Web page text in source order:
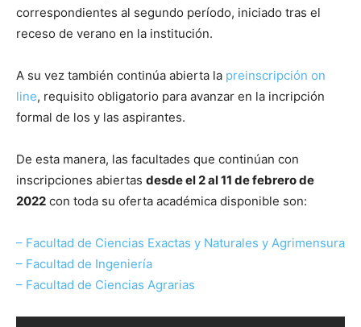
correspondientes al segundo período, iniciado tras el
receso de verano en la institución.
A su vez también continúa abierta la preinscripción on
line, requisito obligatorio para avanzar en la incripción
formal de los y las aspirantes.
De esta manera, las facultades que continúan con
inscripciones abiertas desde el 2 al 11 de febrero de
2022 con toda su oferta académica disponible son:
– Facultad de Ciencias Exactas y Naturales y Agrimensura
– Facultad de Ingeniería
– Facultad de Ciencias Agrarias